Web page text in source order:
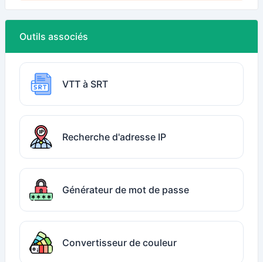
Outils associés
VTT à SRT
Recherche d'adresse IP
Générateur de mot de passe
Convertisseur de couleur